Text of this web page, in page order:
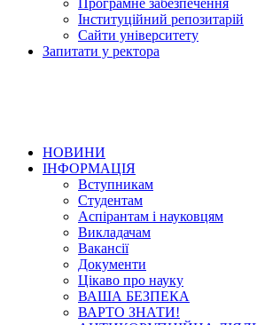
Інституційний репозитарій
Сайти університету
Запитати у ректора
НОВИНИ
ІНФОРМАЦІЯ
Вступникам
Студентам
Аспірантам і науковцям
Викладачам
Вакансії
Документи
Цікаво про науку
ВАША БЕЗПЕКА
ВАРТО ЗНАТИ!